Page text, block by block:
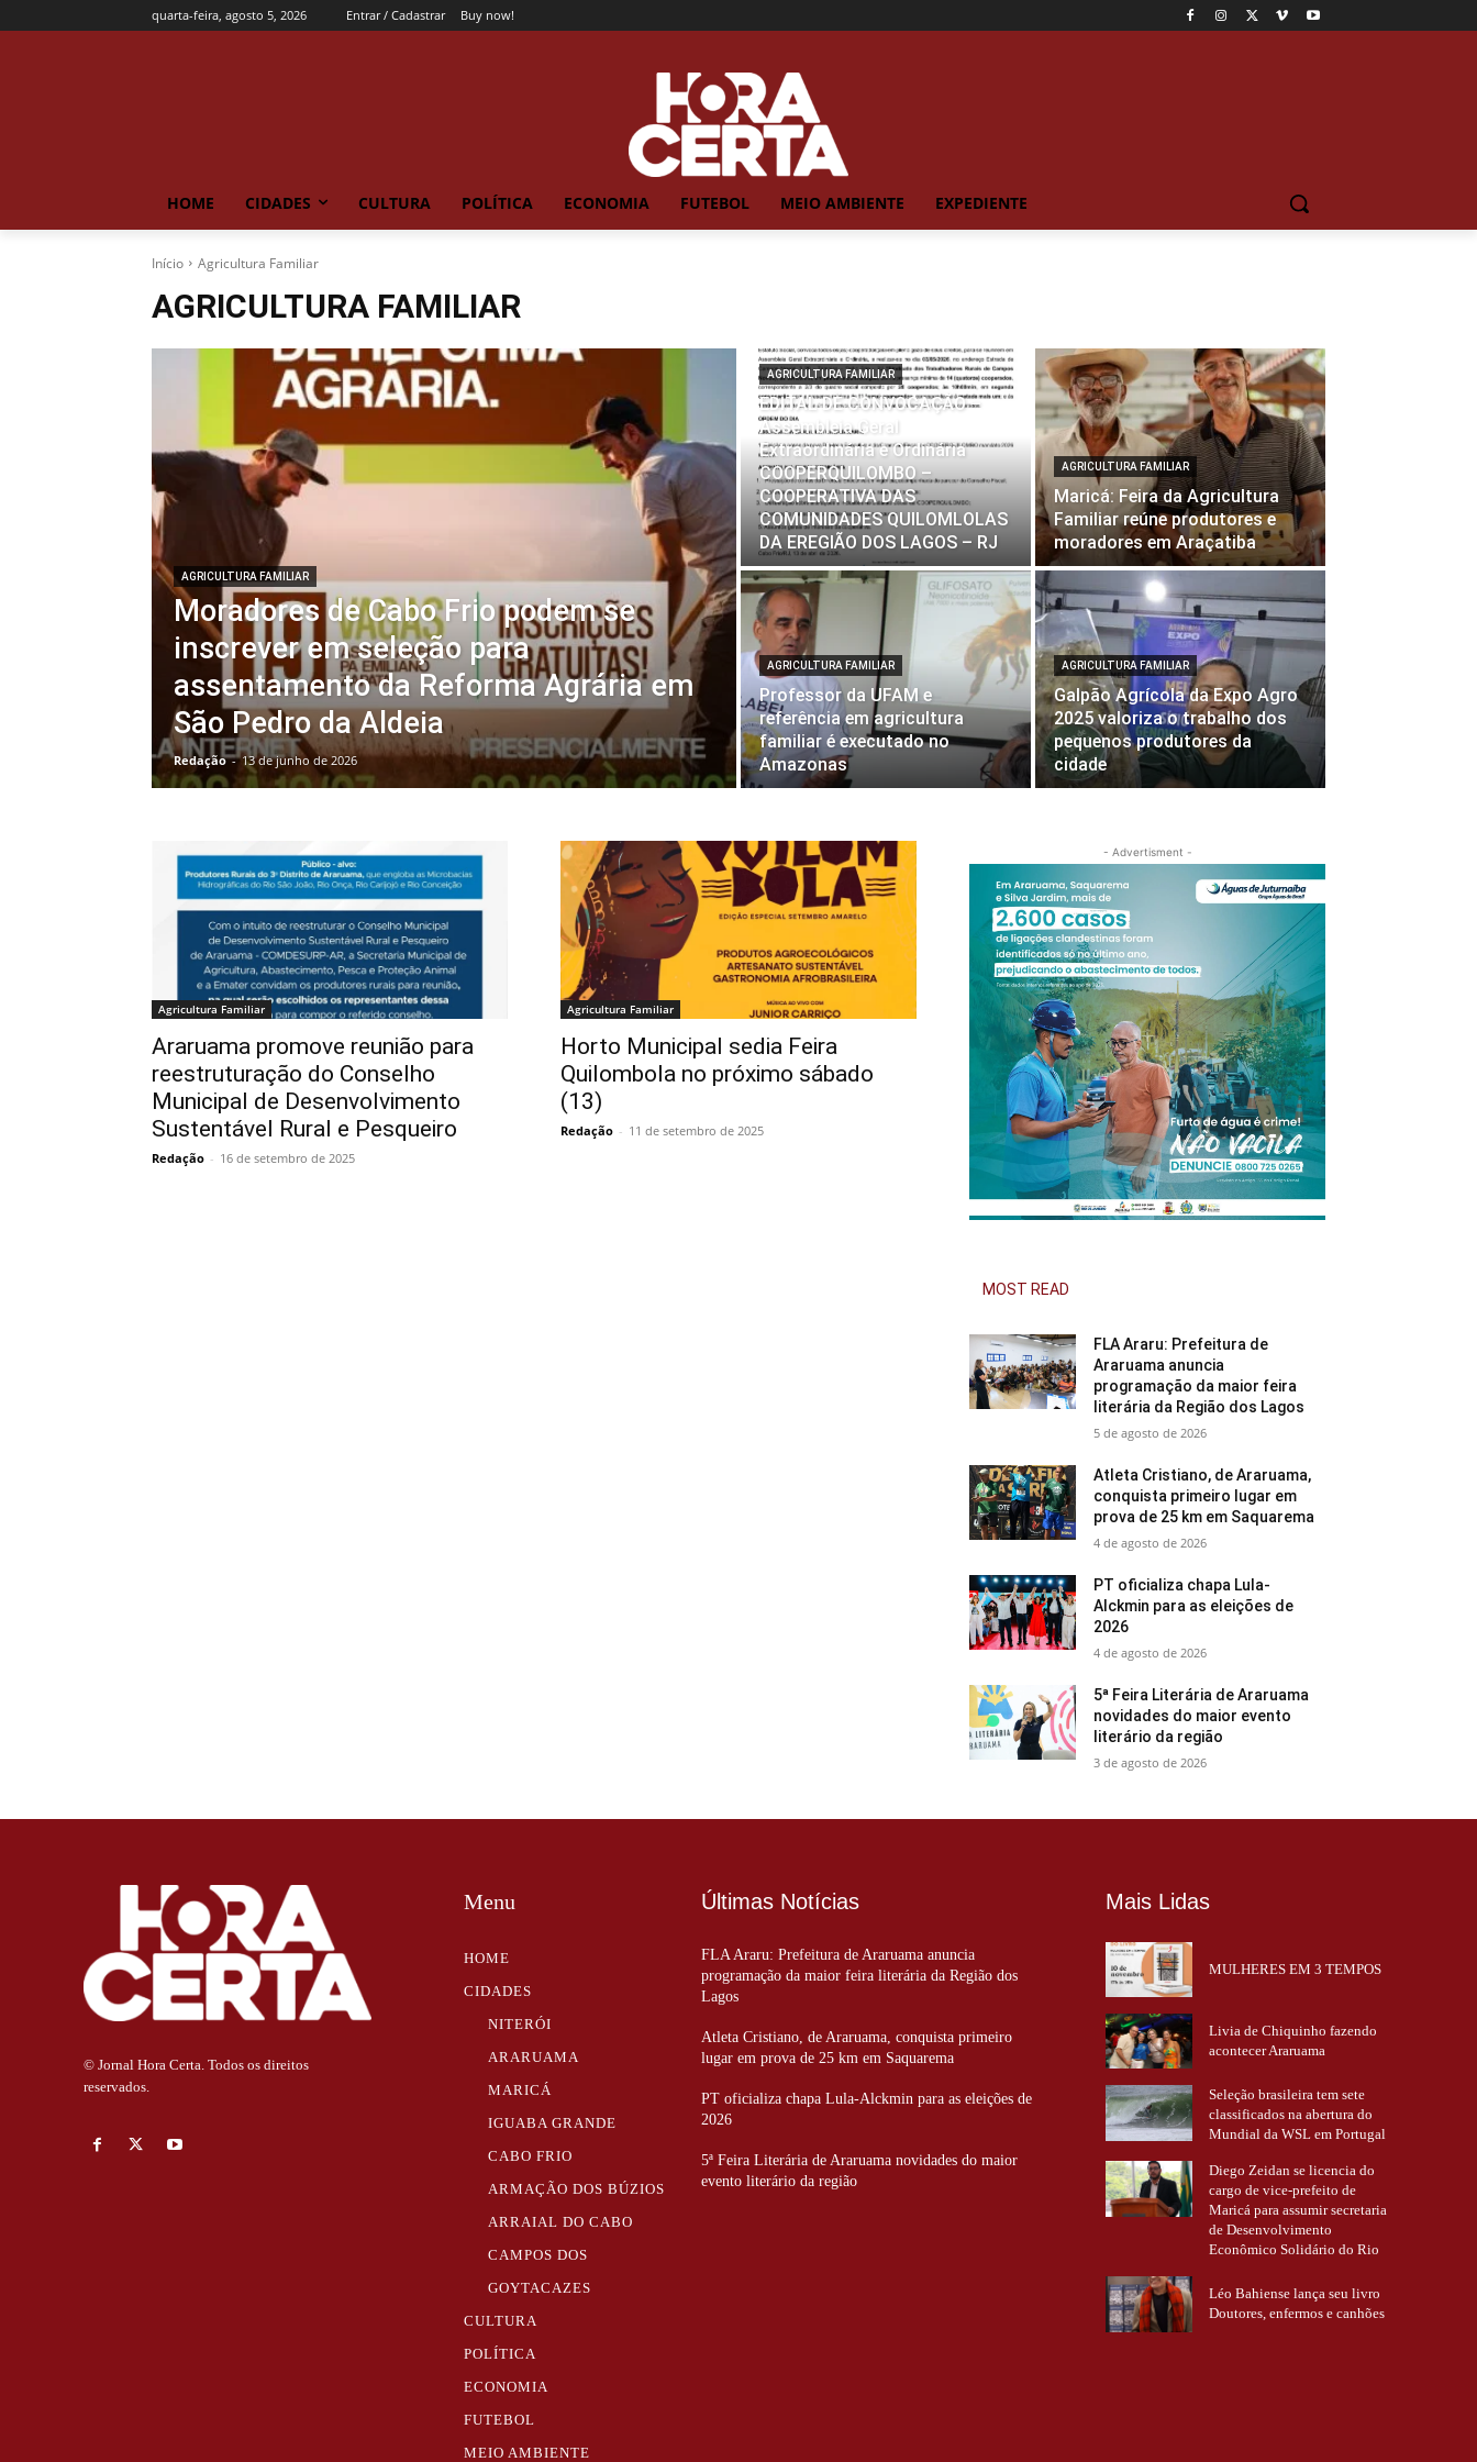
quarta-feira, agosto 5, 2026 Entrar / Cadastrar Buy now!
HOME CIDADES CULTURA POLÍTICA ECONOMIA FUTEBOL MEIO AMBIENTE EXPEDIENTE
Início Agricultura Familiar
AGRICULTURA FAMILIAR
AGRICULTURA FAMILIAR
Moradores de Cabo Frio podem se
inscrever em seleção para
assentamento da Reforma Agrária em
São Pedro da Aldeia
Redação - 13 de junho de 2026
AGRICULTURA FAMILIAR
EDITAL DE CONVOCAÇÃO –
Assembleia Geral
Extraordinária e Ordinária
COOPERQUILOMBO –
COOPERATIVA DAS
COMUNIDADES QUILOMLOLAS
DA EREGIÃO DOS LAGOS – RJ
AGRICULTURA FAMILIAR
Maricá: Feira da Agricultura
Familiar reúne produtores e
moradores em Araçatiba
AGRICULTURA FAMILIAR
Professor da UFAM e
referência em agricultura
familiar é executado no
Amazonas
AGRICULTURA FAMILIAR
Galpão Agrícola da Expo Agro
2025 valoriza o trabalho dos
pequenos produtores da
cidade
Agricultura Familiar
Araruama promove reunião para
reestruturação do Conselho
Municipal de Desenvolvimento
Sustentável Rural e Pesqueiro
Redação - 16 de setembro de 2025
Agricultura Familiar
Horto Municipal sedia Feira
Quilombola no próximo sábado
(13)
Redação - 11 de setembro de 2025
- Advertisment -
MOST READ
FLA Araru: Prefeitura de
Araruama anuncia
programação da maior feira
literária da Região dos Lagos
5 de agosto de 2026
Atleta Cristiano, de Araruama,
conquista primeiro lugar em
prova de 25 km em Saquarema
4 de agosto de 2026
PT oficializa chapa Lula-
Alckmin para as eleições de
2026
4 de agosto de 2026
5ª Feira Literária de Araruama
novidades do maior evento
literário da região
3 de agosto de 2026
© Jornal Hora Certa. Todos os direitos
reservados.
Menu
HOME
CIDADES
NITERÓI
ARARUAMA
MARICÁ
IGUABA GRANDE
CABO FRIO
ARMAÇÃO DOS BÚZIOS
ARRAIAL DO CABO
CAMPOS DOS
GOYTACAZES
CULTURA
POLÍTICA
ECONOMIA
FUTEBOL
MEIO AMBIENTE
Últimas Notícias
FLA Araru: Prefeitura de Araruama anuncia
programação da maior feira literária da Região dos
Lagos
Atleta Cristiano, de Araruama, conquista primeiro
lugar em prova de 25 km em Saquarema
PT oficializa chapa Lula-Alckmin para as eleições de
2026
5ª Feira Literária de Araruama novidades do maior
evento literário da região
Mais Lidas
MULHERES EM 3 TEMPOS
Livia de Chiquinho fazendo
acontecer Araruama
Seleção brasileira tem sete
classificados na abertura do
Mundial da WSL em Portugal
Diego Zeidan se licencia do
cargo de vice-prefeito de
Maricá para assumir secretaria
de Desenvolvimento
Econômico Solidário do Rio
Léo Bahiense lança seu livro
Doutores, enfermos e canhões